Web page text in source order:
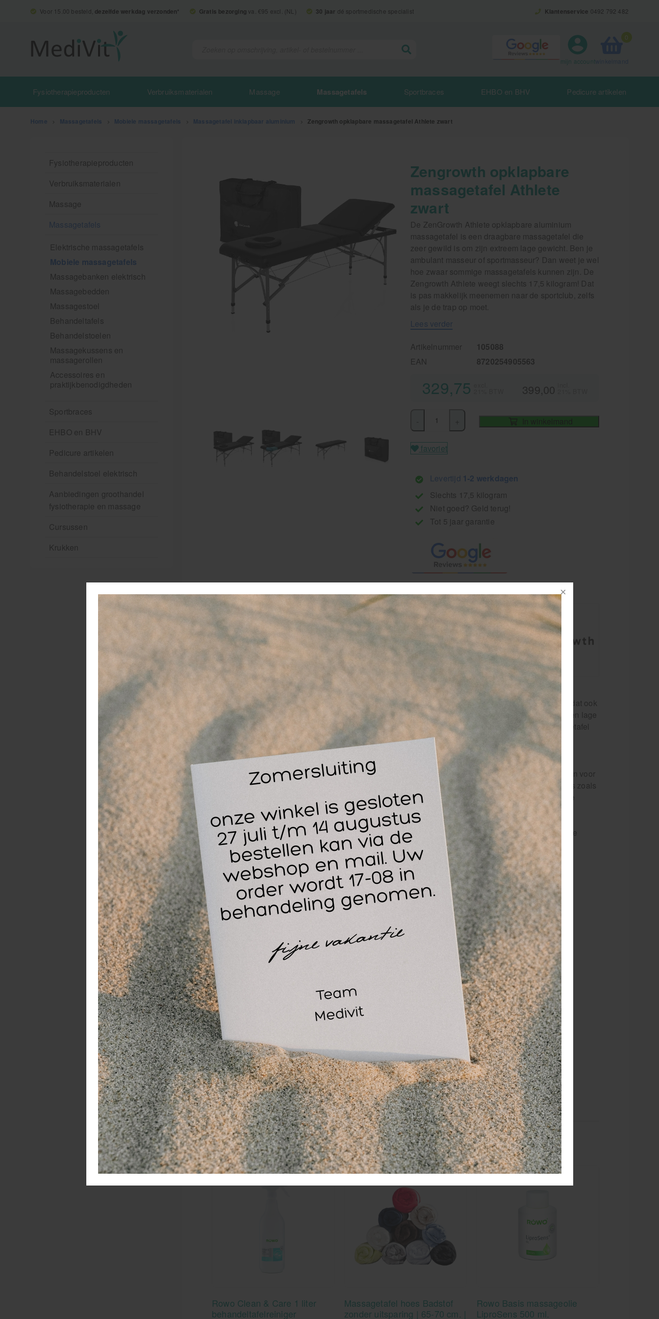
Voor 15.00 besteld, dezelfde werkdag verzonden* Gratis bezorging va. €95 excl. (NL) 30 jaar dé sportmedische specialist Klantenservice 0492 792 482
0
mijn account
Fysiotherapieproducten Verbruiksmaterialen Massage Massagetafels Sportbraces EHBO en BHV Pedicure artikelen
Home Massagetafels Mobiele massagetafels Massagetafel inklapbaar aluminium Zengrowth opklapbare massagetafel Athlete zwart
Fysiotherapieproducten
Verbruiksmaterialen
Massage
Massagetafels
Elektrische massagetafels
Mobiele massagetafels
Massagebanken elektrisch
Massagebedden
Massagestoel
Behandeltafels
Behandelstoelen
Massagekussens en
massagerollen
Accessoires en
praktijkbenodigdheden
Sportbraces
EHBO en BHV
Pedicure artikelen
Behandelstoel elektrisch
Aanbiedingen groothandel
fysiotherapie en massage
Cursussen
Krukken
Zengrowth opklapbare
massagetafel Athlete
zwart
De ZenGrowth Athlete opklapbare aluminium
massagetafel is een draagbare massagetafel die
zeer gewild is om zijn extreem lage gewicht. Ben je
ambulant masseur of sportmasseur? Dan weet je wel
hoe zwaar sommige massagetafels kunnen zijn. De
Zengrowth Athlete weegt slechts 17,5 kilogram! Dat
is pas makkelijk meenemen naar de sportclub, zelfs
als je de trap op moet.
Lees verder
Artikelnummer
105088
EAN
8720254905563
329,75 399,00
In winkelmand
favoriet
Levertijd 1-2 werkdagen
Slechts 17,5 kilogram
Niet goed? Geld terug!
Tot 5 jaar garantie
De ZenGrowth Athlete is een aluminium massagetafel waarbij alles draait om
een laag gewicht zónder dat dit ten koste gaat van de kwaliteit van de
massagetafel. Ben je een ambulant masseur die veel op locatie werkt? Dan
hoeven we je waarschijnlijk niet uit te leggen hoeveel uitdagingen het
sjouwen van een massagetafel met zich meebrengt. Ben je sportmasseur en
sjouw je je een breuk met je massagetafel van sportclub naar sportclub?
Bestel dan de Athlete van Zengrowth.
Deze massagetafel weegt niet meer dan 17,5kg. Er is gebruik gemaakt van hoge kwaliteit aluminium dat ook
wordt gebruikt in de productie van vliegtuigen. Deze aluminiumsoort staat bekend om zijn stevigheid en lage
gewicht en kraakt niet. De stelpoten hebben een makkelijk Lock&Go systeem. Dus je hebt je massagetafel
zo op de juiste hoogte staan.
De vulling van deze massagetafel bestaat uit een 5cm 3-laags Halfhard CareFoam. Daar waar bij de
ZenGrowth Nimman gebruik maakt van zacht schuim, is er bij de ZenGrowth Artarmon bewust gekozen voor
het gebruik van een harder schuimsoort dat beter ondersteunt. Dit is perfect voor zwaardere massages zoals
deep tissue, omdat je op die manier echt druk kunt zetten op de cliënt, en niet enkel het schuim van de
massagetafel aan het verplaatsen bent.
De stoffering van de massagetafel is gemaakt van PVC leer dat stugger en steviger is dan het reguliere
Nanotouch PU leer. Het PVC leer is meer resistent tegen zweet en olie.
Kenmerken Zengrowth opklapbare massagetafel Athlete:
Afmetingen zonder hoofd- en armleuningen 184 x 63,5cm (L x B)
In hoogte verstelbaar
Min. hoogte 61 cm
Max. hoogte 81 cm
Gewicht tafel 17,5 kg
Afmetingen ingeklapt 92 x 63,5 x 23 cm
Materiaal Frame Aluminium
Garantiebepaling op basis van Carry-in, onder voorbehoud van normaal gebruik:
5 jaar garantie op het frame
2 jaar garantie op het matras
Let op: de massagetafel wordt zonder hoofdsteun frame en armplankje geleverd.
Wellicht ook interessant
Rowo Clean & Care 1 liter
behandeltafelreiniger
Massagetafel hoes Badstof
zonder uitsparing | 65-70 cm. |
Rowo Basis massageolie
LiproSens 500 ml.